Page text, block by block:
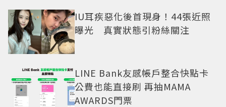
IU耳疾惡化後首現身！44張近照
曝光 真實狀態引粉絲關注
LINE Bank友感帳戶整合快點卡
公費也能直接刷 再抽MAMA
AWARDS門票